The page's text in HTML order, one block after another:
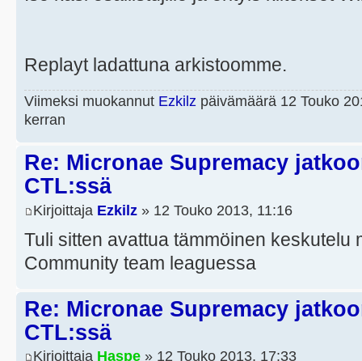
Replayt ladattuna arkistoomme.
Viimeksi muokannut Ezkilz päivämäärä 12 Touko
kerran
Re: Micronae Supremacy
CTL:ssä
Kirjoittaja Ezkilz » 12 Touko 2013, 11:16
Tuli sitten avattua tämmöinen keskutelu
Community team leaguessa
Re: Micronae Supremacy
CTL:ssä
Kirjoittaja Haspe » 12 Touko 2013, 17:33